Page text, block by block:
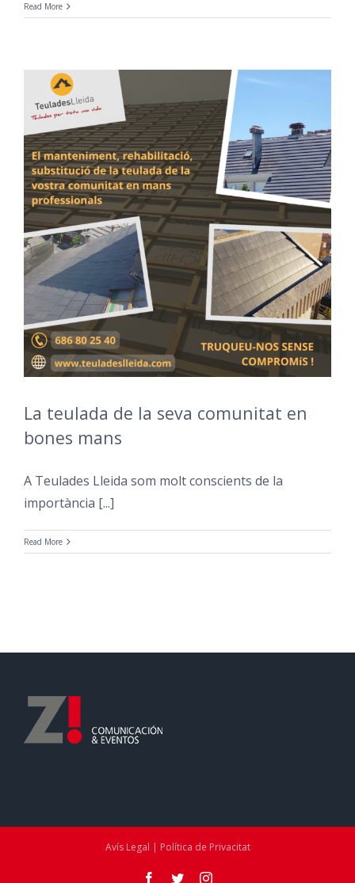
Read More
La teulada de la seva comunitat en
bones mans
A Teulades Lleida som molt conscients de la
importància [...]
Read More
Avís Legal | Política de Privacitat
Facebook
TwitterInstagram